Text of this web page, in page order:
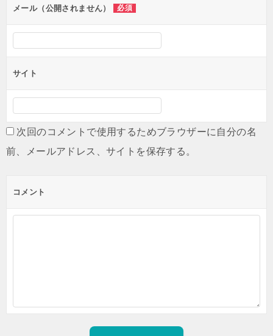
ンメール（公開されません） 必須
サイト
次回のコメントで使用するためブラウザーに自分の名
前、メールアドレス、サイトを保存する。
コメント